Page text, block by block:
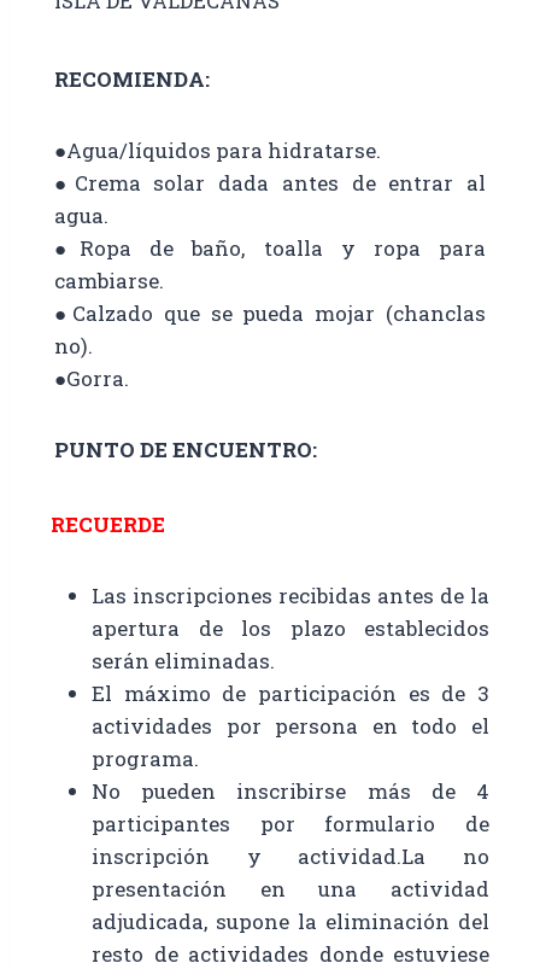
RECOMIENDA:
●Agua/líquidos para hidratarse.
●Crema solar dada antes de entrar al
agua.
●Ropa de baño, toalla y ropa para
cambiarse.
●Calzado que se pueda mojar (chanclas
no).
●Gorra.
PUNTO DE ENCUENTRO:
RECUERDE
Las inscripciones recibidas antes de la
apertura de los plazo establecidos
serán eliminadas.
El máximo de participación es de 3
actividades por persona en todo el
programa.
No pueden inscribirse más de 4
participantes por formulario de
inscripción y actividad.La no
presentación en una actividad
adjudicada, supone la eliminación del
resto de actividades donde estuviese